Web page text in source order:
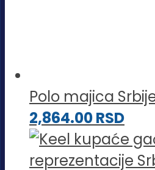
Polo majica
2,864.00RSD